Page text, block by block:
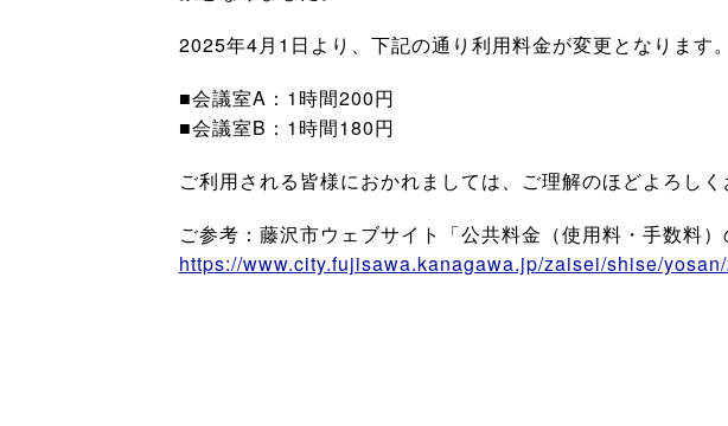
2025年4月1日より、下記の通り利用料金が変更となります。
■会議室A：1時間200円
■会議室B：1時間180円
ご利用される皆様におかれましては、ご理解のほどよろしく
ご参考：藤沢市ウェブサイト「公共料金（使用料・手数料）
https://www.city.fujisawa.kanagawa.jp/zaisei/shise/